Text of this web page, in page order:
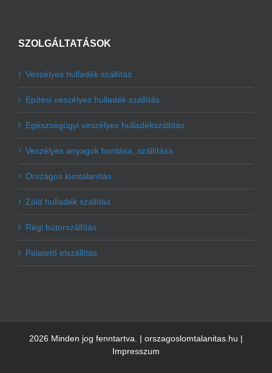
SZOLGÁLTATÁSOK
Veszélyes hulladék szállítás
Építési veszélyes hulladék szállítás
Egészségügyi veszélyes hulladékszállítás
Veszélyes anyagok bontása, szállítása
Országos lomtalanítás
Zöld hulladék szállítás
Régi bútorszállítás
Palatető elszállítás
2026 Minden jog fenntartva. | orszagoslomtalanitas.hu |
Impresszum